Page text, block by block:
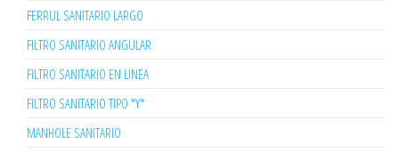
FERRUL SANITARIO LARGO
FILTRO SANITARIO ANGULAR
FILTRO SANITARIO EN LINEA
FILTRO SANITARIO TIPO "Y"
MANHOLE SANITARIO